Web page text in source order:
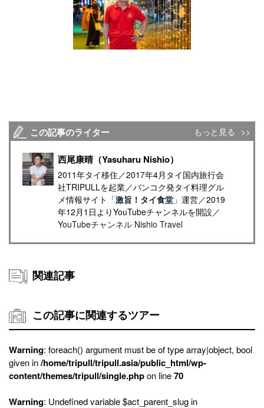
この記事のライター もっと見る
西尾康晴（Yasuharu Nishio）
2011年タイ移住／2017年4月タイ国内旅行会
社TRIPULLを起業／バンコク発タイ料理グル
メ情報サイト「激旨！タイ食堂」運営／2019
年12月1日よりYouTubeチャンネルを開設／
YouTubeチャンネル Nishio Travel
関連記事
この記事に関連するツアー
Warning: foreach() argument must be of type array|object, bool
given in/home/tripull/tripull.asia/public_html/wp-
content/themes/tripull/single.phpon line70
Warning: Undefined variable $act_parent_slug in